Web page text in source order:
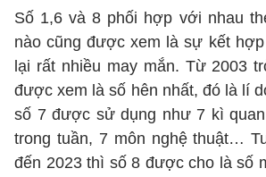
Số 1,6 và 8 phối hợp với nhau
nào cũng được xem là sự kết
lại rất nhiều may mắn. Từ 2003
được xem là số hên nhất, đó là lí
số 7 được sử dụng như 7 kì
trong tuần, 7 môn nghệ thuật…
đến 2023 thì số 8 được cho là số